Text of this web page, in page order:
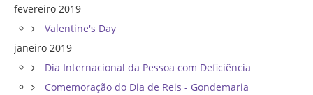
fevereiro 2019
Valentine's Day
janeiro 2019
Dia Internacional da Pessoa com Deficiência
Comemoração do Dia de Reis - Gondemaria